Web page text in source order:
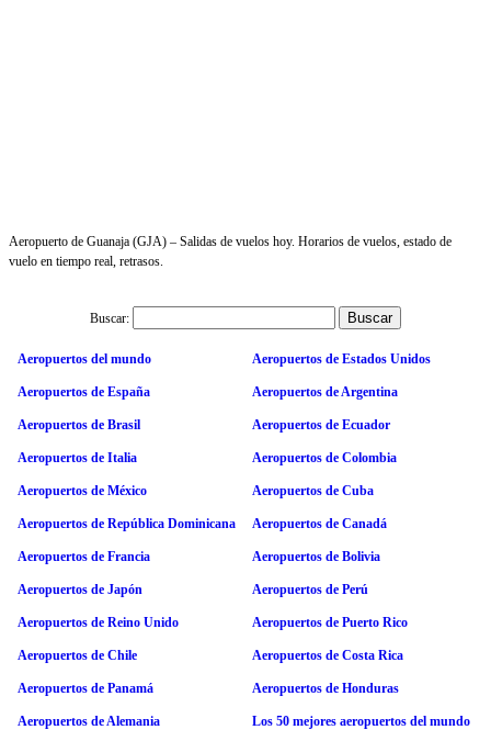
Aeropuerto de Guanaja (GJA) – Salidas de vuelos hoy. Horarios de vuelos, estado de
vuelo en tiempo real, retrasos.
Buscar:
Aeropuertos del mundo Aeropuertos de Estados Unidos
Aeropuertos de España Aeropuertos de Argentina
Aeropuertos de Brasil Aeropuertos de Ecuador
Aeropuertos de Italia Aeropuertos de Colombia
Aeropuertos de México Aeropuertos de Cuba
Aeropuertos de República Dominicana Aeropuertos de Canadá
Aeropuertos de Francia Aeropuertos de Bolivia
Aeropuertos de Japón Aeropuertos de Perú
Aeropuertos de Reino Unido Aeropuertos de Puerto Rico
Aeropuertos de Chile Aeropuertos de Costa Rica
Aeropuertos de Panamá Aeropuertos de Honduras
Aeropuertos de Alemania Los 50 mejores aeropuertos del mundo